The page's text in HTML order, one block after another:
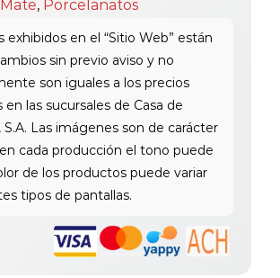
Mate, Porcelanatos